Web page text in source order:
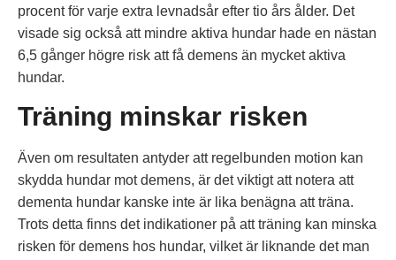
procent för varje extra levnadsår efter tio års ålder. Det
visade sig också att mindre aktiva hundar hade en nästan
6,5 gånger högre risk att få demens än mycket aktiva
hundar.
Träning minskar risken
Även om resultaten antyder att regelbunden motion kan
skydda hundar mot demens, är det viktigt att notera att
dementa hundar kanske inte är lika benägna att träna.
Trots detta finns det indikationer på att träning kan minska
risken för demens hos hundar, vilket är liknande det man